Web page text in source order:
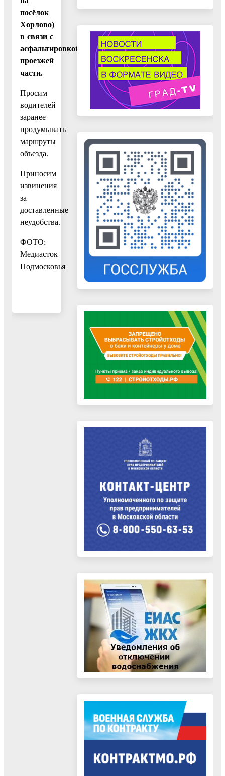
посёлок
Хорлово)
в связи с
асфальтировкой
проезжей
части.
Просим
водителей
заранее
продумывать
маршруты
объезда.
Приносим
извинения
за
доставленные
неудобства.
ФОТО:
Медиасток
Подмосковья